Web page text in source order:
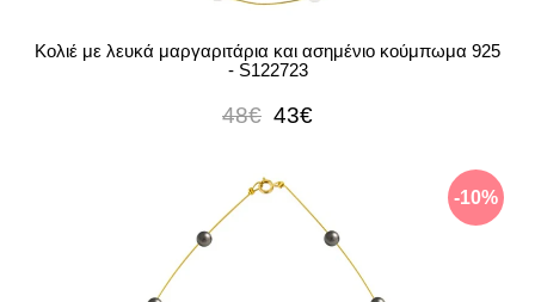
Κολιέ με λευκά μαργαριτάρια και ασημένιο κούμπωμα 925
- S122723
48€ 43€
-10%